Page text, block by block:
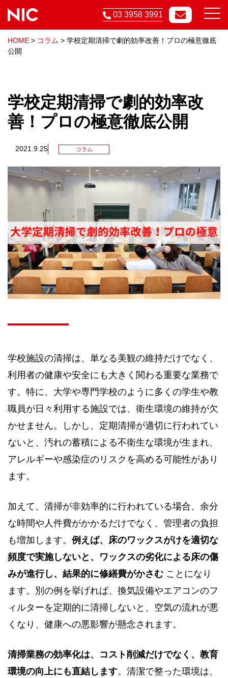
03 3958 3991
HOME > コラム > 学校定期清掃で劇的効率改善！プロの極意徹底
公開
学校定期清掃で劇的効率改
善！プロの極意徹底公開
2021.9.25 コラム
学校施設の清掃は、単なる美観の維持だけでなく、
利用者の健康や安全にも大きく関わる重要な業務で
す。特に、大学や専門学校のように多くの学生や教
職員が日々利用する施設では、衛生環境の維持が欠
かせません。しかし、定期清掃が適切に行われてい
ないと、汚れの蓄積による不衛生な環境が生まれ、
アレルギーや感染症のリスクを高める可能性があり
ます。
加えて、清掃が非効率的に行われている場合、余分
な時間や人件費がかかるだけでなく、管理者の負担
も増加します。 例えば、床のワックスがけを適切な
頻度で実施しないと、ワックスの劣化による床の傷
みが進行し、結果的に修繕費がかさむ ことになり
ます。別の例を挙げれば、換気設備やエアコンのフ
ィルターを定期的に清掃しないと、空気の流れが悪
くなり、健康への悪影響が懸念されます。
清掃業務の効率化は、コスト削減だけでなく、教育
環境の向上にも直結します。清潔で整った環境は、